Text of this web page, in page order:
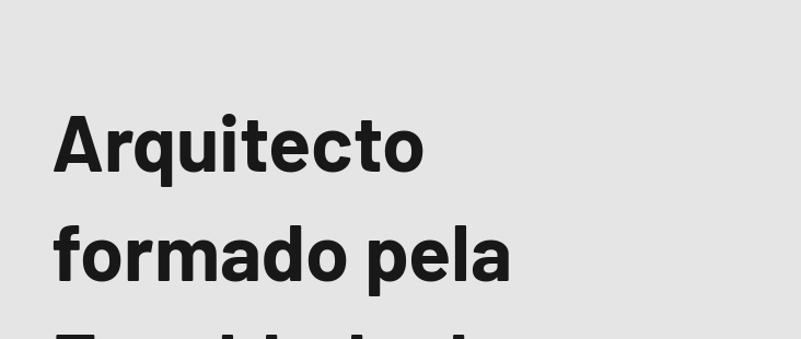
Arquitecto
formado pela